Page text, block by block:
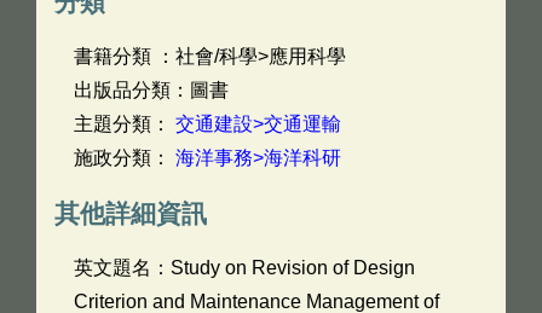
書籍分類 ：社會/科學>應用科學
出版品分類：圖書
主題分類： 交通建設>交通運輸
施政分類： 海洋事務>海洋科研
其他詳細資訊
英文題名： Study on Revision of Design
Criterion and Maintenance Management of